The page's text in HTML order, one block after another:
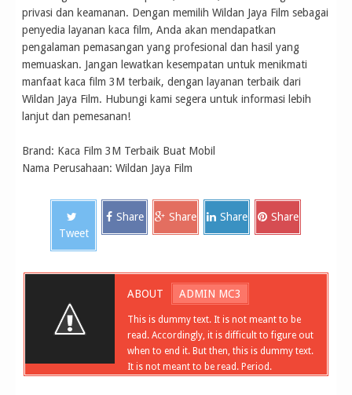
privasi dan keamanan. Dengan memilih Wildan Jaya Film sebagai
penyedia layanan kaca film, Anda akan mendapatkan
pengalaman pemasangan yang profesional dan hasil yang
memuaskan. Jangan lewatkan kesempatan untuk menikmati
manfaat kaca film 3M terbaik, dengan layanan terbaik dari
Wildan Jaya Film. Hubungi kami segera untuk informasi lebih
lanjut dan pemesanan!
Brand: Kaca Film 3M Terbaik Buat Mobil
Nama Perusahaan: Wildan Jaya Film
Tweet
Share Share Share Share
ABOUT ADMIN MC3
This is dummy text. It is not meant to be
read. Accordingly, it is difficult to figure out
when to end it. But then, this is dummy text.
It is not meant to be read. Period.